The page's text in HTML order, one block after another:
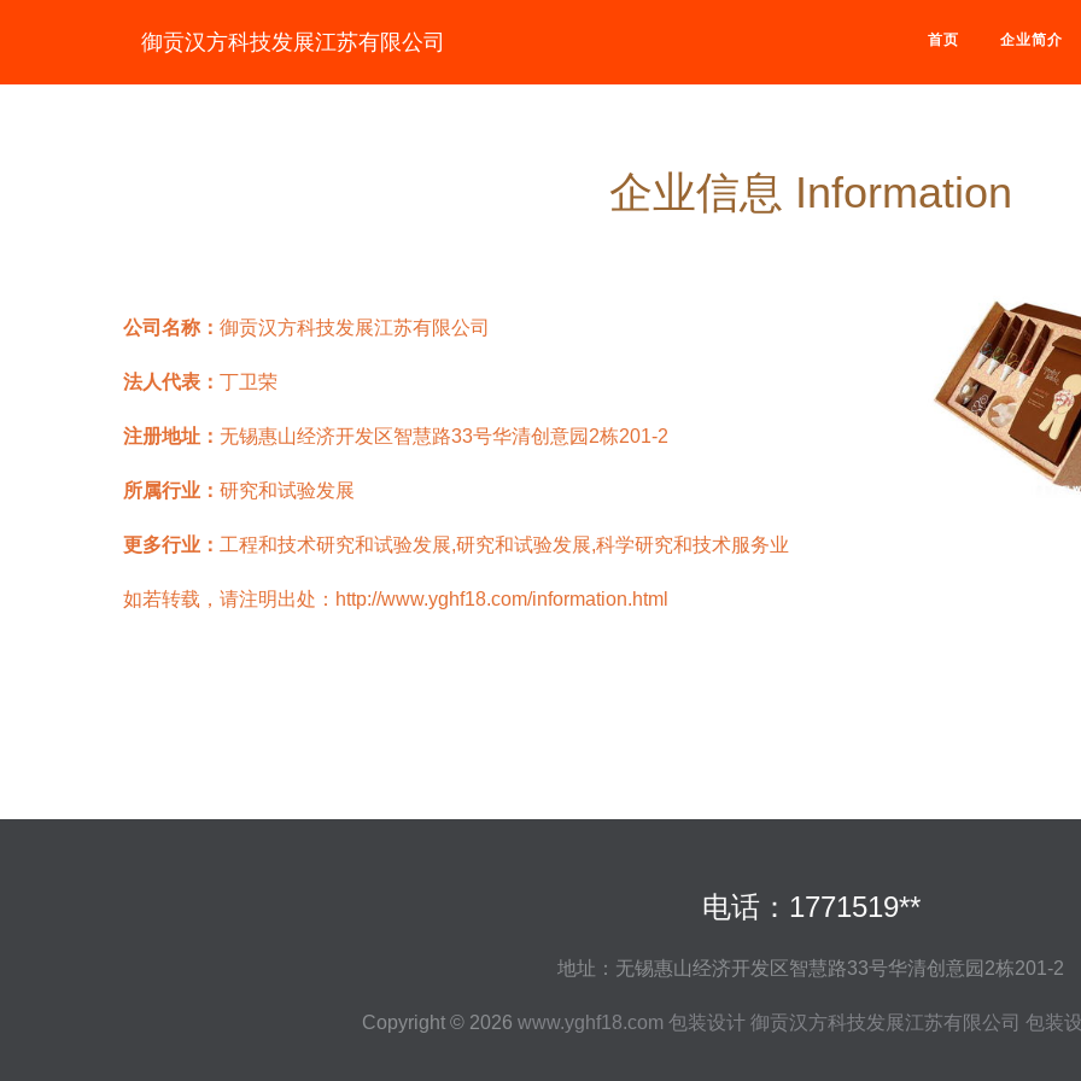
御贡汉方科技发展江苏有限公司 首页 企业简介
企业信息 Information
公司名称： 御贡汉方科技发展江苏有限公司
法人代表： 丁卫荣
注册地址： 无锡惠山经济开发区智慧路33号华清创意园2栋201-2
所属行业： 研究和试验发展
更多行业： 工程和技术研究和试验发展,研究和试验发展,科学研究和技术服务业
如若转载，请注明出处：http://www.yghf18.com/information.html
电话：1771519**
地址：无锡惠山经济开发区智慧路33号华清创意园2栋201-2
Copyright © 2026 www.yghf18.com 包装设计 御贡汉方科技发展江苏有限公司 包装